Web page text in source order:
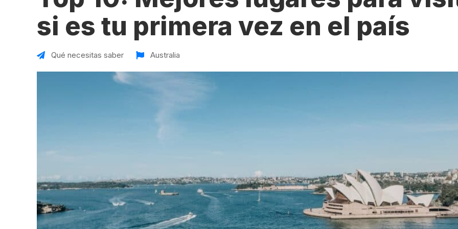
Working Holidays
Malta
Reino Unido
VER TODAS LAS EXPERIENCIAS Estudia Business en Auckland
Estudia
Toronto
si es tu primera vez en el país
Qué necesitas saber Australia